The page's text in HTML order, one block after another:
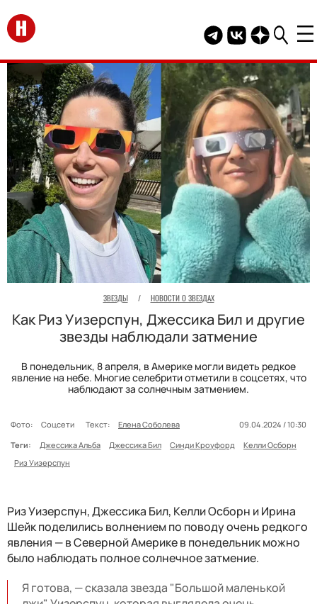
Перейти на главную
Telegram канал
Группа HELLO
Канал
ЗВЕЗДЫ / НОВОСТИ О ЗВЕЗДАХ
Как Риз Уизерспун, Джессика Бил и другие
звезды наблюдали затмение
В понедельник, 8 апреля, в Америке могли видеть редкое
явление на небе. Многие селебрити отметили в соцсетях, что
наблюдают за солнечным затмением.
Фото: Соцсети Текст: Елена Соболева
09.04.2024 / 10:30
Теги:
Джессика Альба Джессика Бил Синди Кроуфорд
Келли Осборн
Риз Уизерспун
Риз Уизерспун, Джессика Бил, Келли Осборн и Ирина
Шейк поделились волнением по поводу очень редкого
явления — в Северной Америке в понедельник можно
было наблюдать полное солнечное затмение.
Я готова, — сказала звезда "Большой маленькой